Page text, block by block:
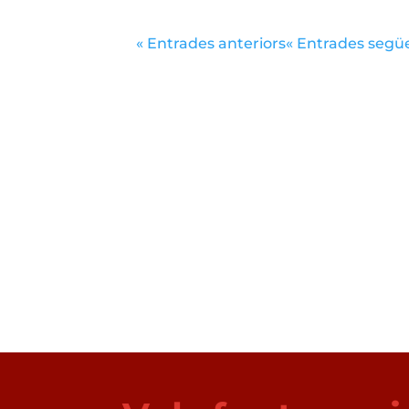
« Entrades anteriors« Entrades